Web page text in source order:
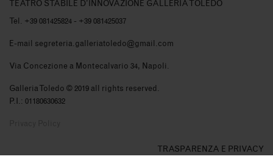
TEATRO STABILE D'INNOVAZIONE GALLERIA TOLEDO
Tel. +39 081425824 - +39 081425037
E-mail segreteria.galleriatoledo@gmail.com
Via Concezione a Montecalvario 34, Napoli.
Galleria Toledo © 2019 all rights reserved.
P.I.: 01180630632
TRASPARENZA E PRIVACY